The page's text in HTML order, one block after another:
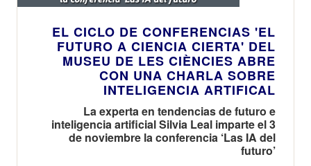
EL CICLO DE CONFERENCIAS 'EL
FUTURO A CIENCIA CIERTA' DEL
MUSEU DE LES CIÈNCIES ABRE
CON UNA CHARLA SOBRE
INTELIGENCIA ARTIFICAL
La experta en tendencias de futuro e
inteligencia artificial Silvia Leal imparte el 3
de noviembre la conferencia ‘Las IA del
futuro’